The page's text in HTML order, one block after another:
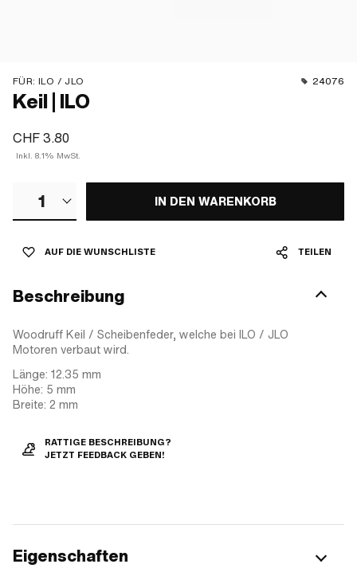
FÜR: ILO / JLO 24076
Keil | ILO
CHF 3.80
Inkl. 8.1% MwSt.
1 IN DEN WARENKORB
AUF DIE WUNSCHLISTE TEILEN
Beschreibung
Woodruff Keil / Scheibenfeder, welche bei ILO / JLO
Motoren verbaut wird.
Länge: 12.35 mm
Höhe: 5 mm
Breite: 2 mm
RATTIGE BESCHREIBUNG?
JETZT FEEDBACK GEBEN!
Eigenschaften